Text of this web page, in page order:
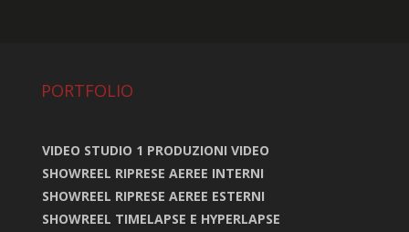
PORTFOLIO
VIDEO STUDIO 1 PRODUZIONI VIDEO
SHOWREEL RIPRESE AEREE INTERNI
SHOWREEL RIPRESE AEREE ESTERNI
SHOWREEL TIMELAPSE E HYPERLAPSE